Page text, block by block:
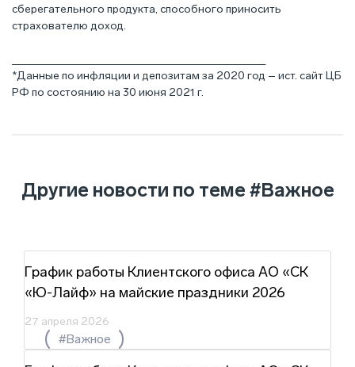
сберегательного продукта, способного приносить
страхователю доход.
*Данные по инфляции и депозитам за 2020 год – ист. сайт ЦБ
РФ по состоянию на 30 июня 2021 г.
Другие новости по теме #Важное
График работы Клиентского офиса АО «СК
«Ю-Лайф» на майские праздники 2026
27 апреля 2026
#Важное